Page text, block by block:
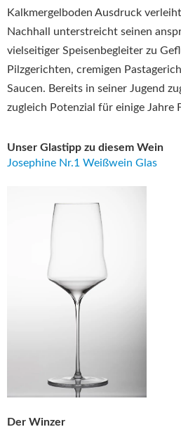
Kalkmergelboden Ausdruck
Nachhall unterstreicht seinen
vielseitiger Speisenbegleiter zu
Pilzgerichten, cremigen
Saucen. Bereits in seiner Jugend
zugleich Potenzial für einige Jahre
Unser Glastipp zu diesem Wein
Josephine Nr.1 Weißwein Glas
Der Winzer